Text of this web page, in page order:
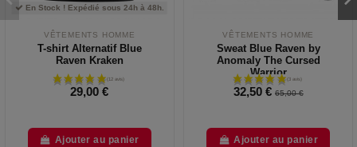
En Stock ! Expédié sous 24h à 48h.
VÊTEMENTS HOMME
T-shirt Alternatif Blue
Raven Kraken
29,00 €
Ajouter au panier
VÊTEMENTS HOMME
Sweat Blue Raven by
Anomaly The Cursed
Warrior
32,50 € 65,00 €
Ajouter au panier